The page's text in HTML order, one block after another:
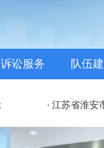
诉讼服务 队伍
· 江苏省淮安